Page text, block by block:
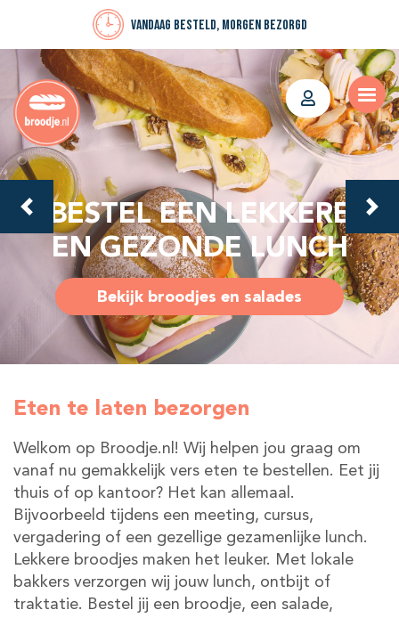
Vandaag besteld, morgen bezorgd
BESTEL EEN LEKKERE
EN GEZONDE LUNCH
Bekijk broodjes en salades
Eten te laten bezorgen
Welkom op Broodje.nl! Wij helpen jou graag om
vanaf nu gemakkelijk vers eten te bestellen. Eet jij
thuis of op kantoor? Het kan allemaal.
Bijvoorbeeld tijdens een meeting, cursus,
vergadering of een gezellige gezamenlijke lunch.
Lekkere broodjes maken het leuker. Met lokale
bakkers verzorgen wij jouw lunch, ontbijt of
traktatie. Bestel jij een broodje, een salade,